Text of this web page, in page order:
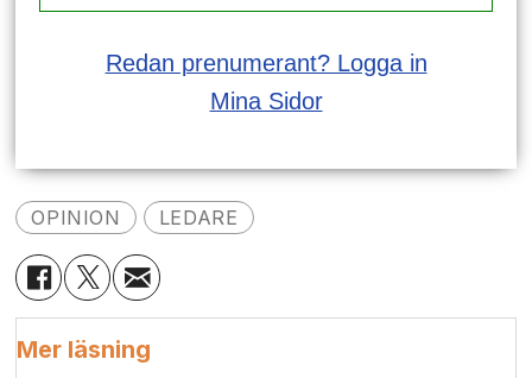
Redan prenumerant? Logga in
Mina Sidor
OPINION LEDARE
Mer läsning